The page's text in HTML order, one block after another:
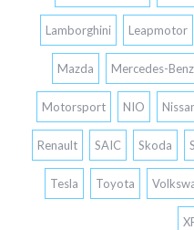
Lamborghini Leapmotor
Mazda Mercedes-Benz
Motorsport NIO
Renault SAIC Skoda
Tesla Toyota